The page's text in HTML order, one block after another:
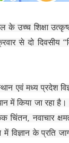
उच्च शिक्षा
से दो दिवसीय
एवं मध्य प्रदेश
में कि‍या जा रहा है।
चिंतन, नवाचार
विज्ञान के प्रति